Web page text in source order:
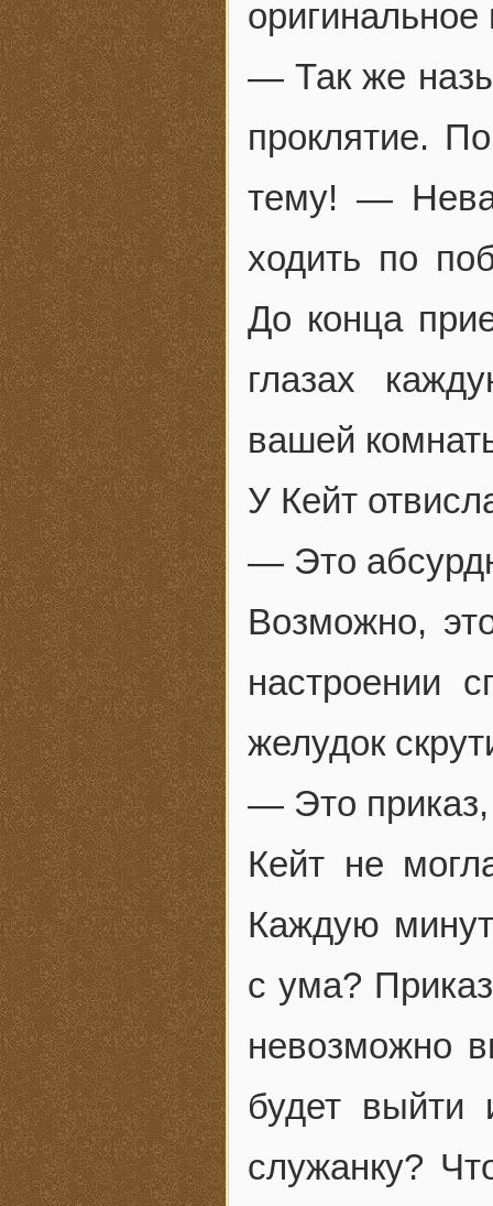
оригинальное
— Так же
проклятие.
тему! —
ходить по
До конца
глазах
вашей
У Кейт
— Это
Возможно,
настроении
желудок
— Это
Кейт не
Каждую
с ума?
невозможно
будет выйти
служанку?